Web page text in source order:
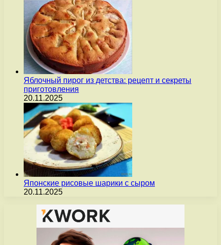
Яблочный пирог из детства: рецепт и секреты
приготовления
20.11.2025
Японские рисовые шарики с сыром
20.11.2025